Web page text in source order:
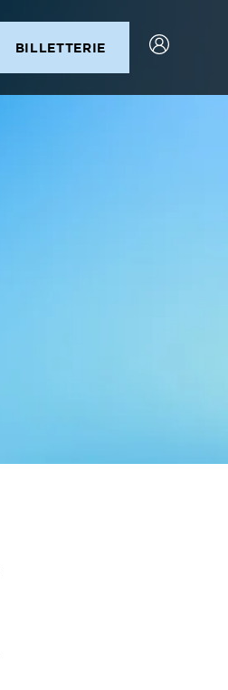
BILLETTERIE